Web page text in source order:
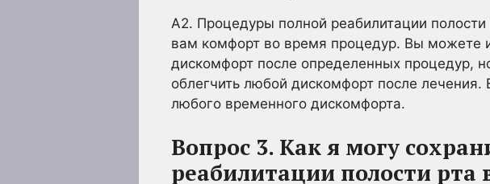
A2. Процедуры полной реабилитации
вам комфорт во время процедур. Вы можете
дискомфорт после определенных процедур,
облегчить любой дискомфорт после
любого временного дискомфорта.
Вопрос 3. Как я могу
реабилитации полости